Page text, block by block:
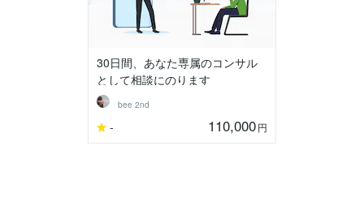
30日間、あなた専属のコンサル
として相談にのります
bee 2nd
- 110,000円